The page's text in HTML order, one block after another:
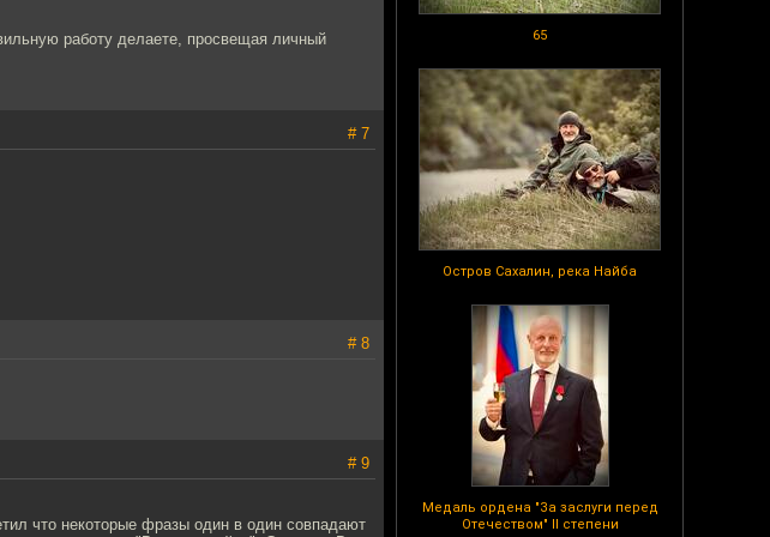
65
Остров Сахалин, река Найба
Медаль ордена "За заслуги перед
Отечеством" II степени
работу делаете, просвещая личный
# 7
# 8
# 9
что некоторые фразы один в один совпадают